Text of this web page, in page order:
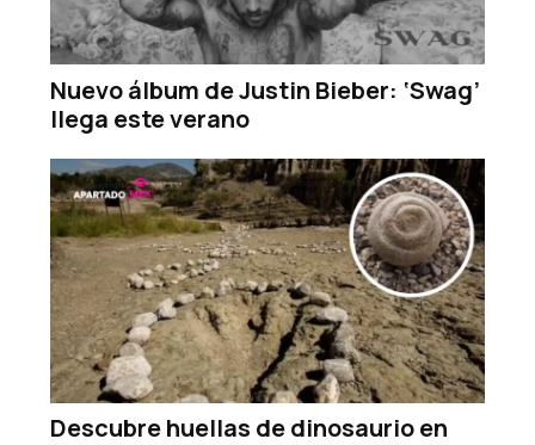
Nuevo álbum de Justin Bieber: ‘Swag’
llega este verano
Descubre huellas de dinosaurio en